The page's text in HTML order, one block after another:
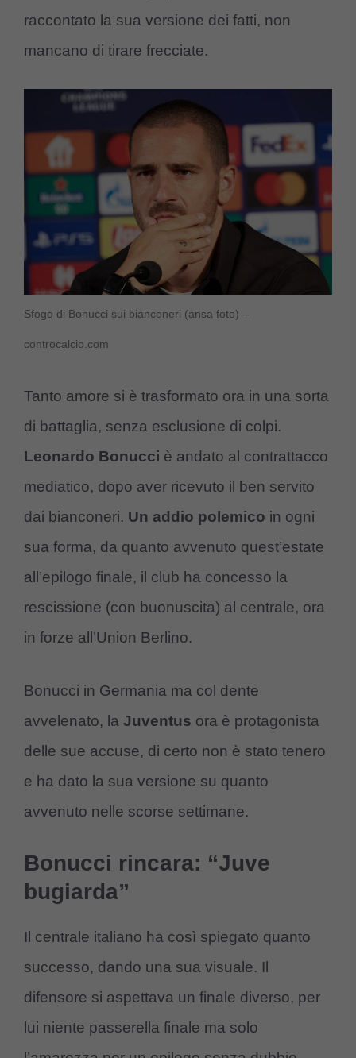
raccontato la sua versione dei fatti, non
mancano di tirare frecciate.
Sfogo di Bonucci sui bianconeri (ansa foto) –
controcalcio.com
Tanto amore si è trasformato ora in una sorta
di battaglia, senza esclusione di colpi.
Leonardo Bonucci è andato al contrattacco
mediatico, dopo aver ricevuto il ben servito
dai bianconeri. Un addio polemico in ogni
sua forma, da quanto avvenuto quest’estate
all’epilogo finale, il club ha concesso la
rescissione (con buonuscita) al centrale, ora
in forze all’Union Berlino.
Bonucci in Germania ma col dente
avvelenato, la Juventus ora è protagonista
delle sue accuse, di certo non è stato tenero
e ha dato la sua versione su quanto
avvenuto nelle scorse settimane.
Bonucci rincara: “Juve
bugiarda”
Il centrale italiano ha così spiegato quanto
successo, dando una sua visuale. Il
difensore si aspettava un finale diverso, per
lui niente passerella finale ma solo